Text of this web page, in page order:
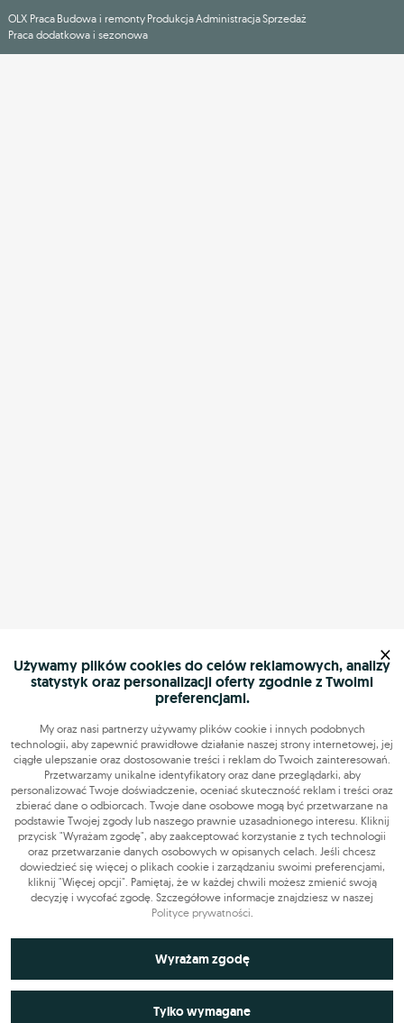
OLX Praca Budowa i remonty ProdukcjaAdministracjaSprzedaż
Praca dodatkowa i sezonowa
Używamy plików cookies do celów reklamowych, analizy
statystyk oraz personalizacji oferty zgodnie z Twoimi
preferencjami.
My oraz nasi partnerzy używamy plików cookie i innych podobnych
technologii, aby zapewnić prawidłowe działanie naszej strony internetowej, jej
ciągłe ulepszanie oraz dostosowanie treści i reklam do Twoich zainteresowań.
Przetwarzamy unikalne identyfikatory oraz dane przeglądarki, aby
personalizować Twoje doświadczenie, oceniać skuteczność reklam i treści oraz
zbierać dane o odbiorcach. Twoje dane osobowe mogą być przetwarzane na
podstawie Twojej zgody lub naszego prawnie uzasadnionego interesu. Kliknij
przycisk "Wyrażam zgodę", aby zaakceptować korzystanie z tych technologii
oraz przetwarzanie danych osobowych w opisanych celach. Jeśli chcesz
dowiedzieć się więcej o plikach cookie i zarządzaniu swoimi preferencjami,
kliknij "Więcej opcji". Pamiętaj, że w każdej chwili możesz zmienić swoją
decyzję i wycofać zgodę. Szczegółowe informacje znajdziesz w naszej
Polityce prywatności.
Niezbędne do funkcjonowania strony
Technicznie niezbędne pliki cookie odgrywają kluczową rolę w
zapewnieniu prawidłowego działania strony internetowej. Obejmują
Wyrażam zgodę
Tylko wymagane
×